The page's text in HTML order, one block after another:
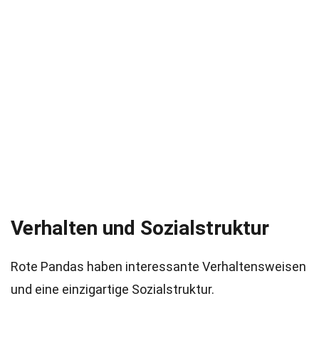
Verhalten und Sozialstruktur
Rote Pandas haben interessante Verhaltensweisen
und eine einzigartige Sozialstruktur.